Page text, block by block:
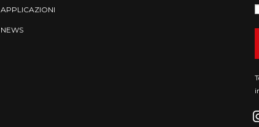
APPLICAZIONI
NEWS